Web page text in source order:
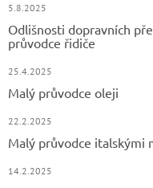
5.8.2025
Odlišnosti dopravních
průvodce řidiče
25.4.2025
Malý průvodce oleji
22.2.2025
Malý průvodce italskými
14.2.2025